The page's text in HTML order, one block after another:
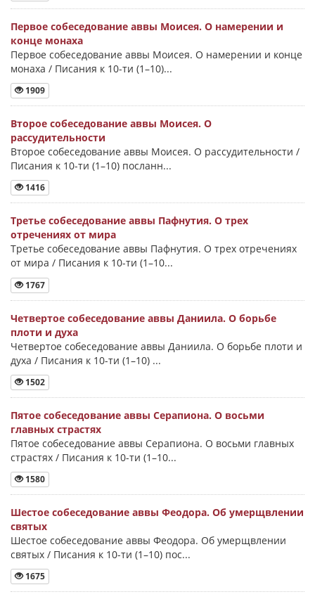
Первое собеседование аввы Моисея. О намерении и
конце монаха
Первое собеседование аввы Моисея. О намерении и конце
монаха / Писания к 10-ти (1–10)...
1909
Второе собеседование аввы Моисея. О
рассудительности
Второе собеседование аввы Моисея. О рассудительности /
Писания к 10-ти (1–10) посланн...
1416
Третье собеседование аввы Пафнутия. О трех
отречениях от мира
Третье собеседование аввы Пафнутия. О трех отречениях
от мира / Писания к 10-ти (1–10...
1767
Четвертое собеседование аввы Даниила. О борьбе
плоти и духа
Четвертое собеседование аввы Даниила. О борьбе плоти и
духа / Писания к 10-ти (1–10) ...
1502
Пятое собеседование аввы Серапиона. О восьми
главных страстях
Пятое собеседование аввы Серапиона. О восьми главных
страстях / Писания к 10-ти (1–10...
1580
Шестое собеседование аввы Феодора. Об умерщвлении
святых
Шестое собеседование аввы Феодора. Об умерщвлении
святых / Писания к 10-ти (1–10) пос...
1675